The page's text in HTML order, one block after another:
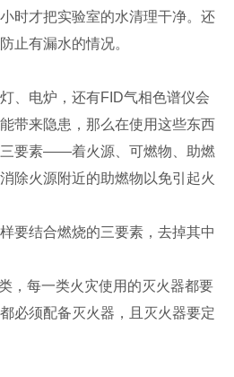
时才把实验室的水清理干净。还
止有漏水的情况。
、电炉，还有FID气相色谱仪会
带来隐患，那么在使用这些东西
要素——着火源、可燃物、助燃
除火源附近的助燃物以免引起火
要结合燃烧的三要素，去掉其中
，每一类火灾使用的灭火器都要
必须配备灭火器，且灭火器要定